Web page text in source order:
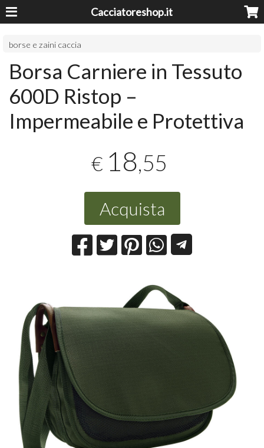
Cacciatoreshop.it
borse e zaini caccia
Borsa Carniere in Tessuto
600D Ristop –
Impermeabile e Protettiva
€ 18,55
Acquista